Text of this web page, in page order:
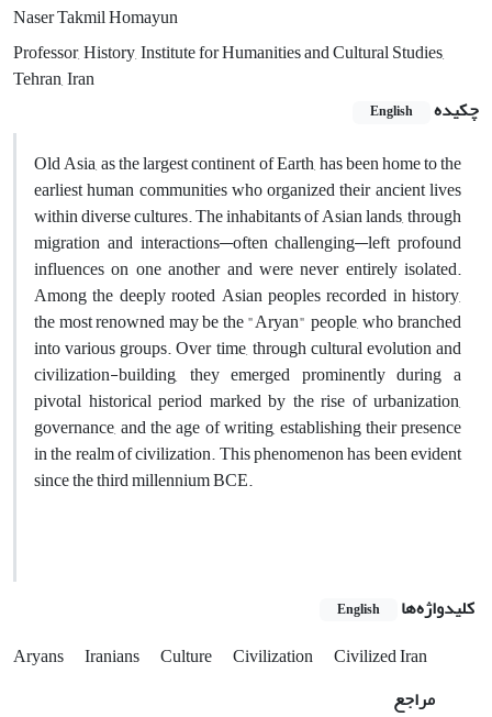
Naser Takmil Homayun
Professor, History, Institute for Humanities and Cultural Studies,
Tehran, Iran
چکیده
English
Old Asia, as the largest continent of Earth, has been home to the
earliest human communities who organized their ancient lives
within diverse cultures. The inhabitants of Asian lands, through
migration and interactions—often challenging—left profound
influences on one another and were never entirely isolated.
Among the deeply rooted Asian peoples recorded in history,
the most renowned may be the "Aryan" people, who branched
into various groups. Over time, through cultural evolution and
civilization-building, they emerged prominently during a
pivotal historical period marked by the rise of urbanization,
governance, and the age of writing, establishing their presence
in the realm of civilization. This phenomenon has been evident
since the third millennium BCE.
کلیدواژه‌ها English
Aryans Iranians Culture Civilization
Civilized Iran
مراجع